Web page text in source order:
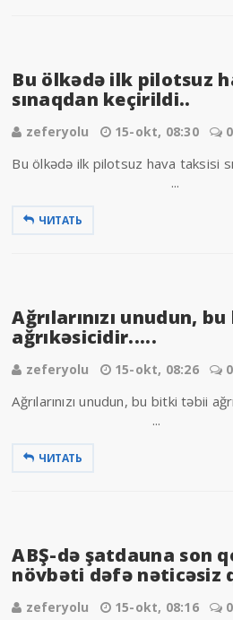
Bu ölkədə ilk pilotsuz
sınaqdan keçirildi..
zeferyolu 15-okt, 08:30 0
Bu ölkədə ilk pilotsuz hava taksisi
...
ЧИТАТЬ
Ağrılarınızı unudun,
ağrıkəsicidir.....
zeferyolu 15-okt, 08:26 0
Ağrılarınızı unudun, bu bitki təbii
...
ЧИТАТЬ
ABŞ-də şatdauna son
növbəti dəfə nəticəsiz
zeferyolu 15-okt, 08:16 0